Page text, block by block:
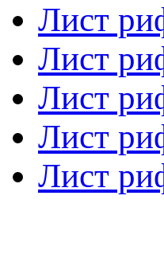
Лист
Лист
Лист
Лист
Лист